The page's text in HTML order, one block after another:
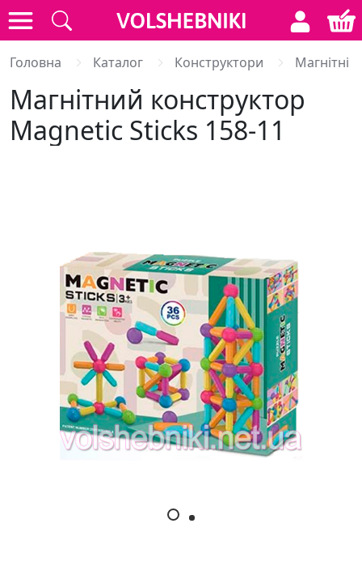
Головна Каталог Конструктори Магнітні
Магнітний конструктор
Magnetic Sticks 158-11